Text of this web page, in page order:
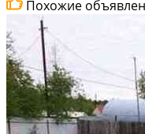
Похожие